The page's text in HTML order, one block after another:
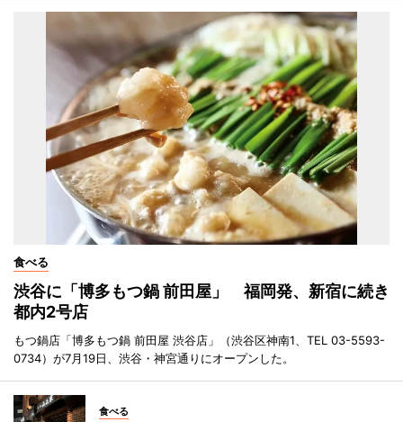
食べる
渋谷に「博多もつ鍋 前田屋」 福岡発、新宿に続き
都内2号店
もつ鍋店「博多もつ鍋 前田屋 渋谷店」（渋谷区神南1、TEL 03-5593-
0734）が7月19日、渋谷・神宮通りにオープンした。
食べる